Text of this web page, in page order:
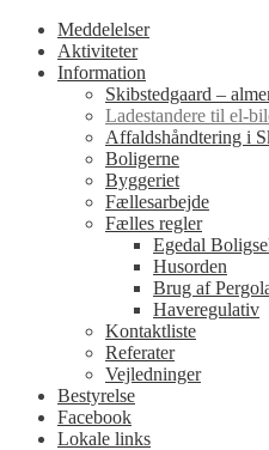
Meddelelser
Aktiviteter
Information
Skibstedgaard –
Ladestandere til el-
Affaldshåndtering i
Boligerne
Byggeriet
Fællesarbejde
Fælles regler
Egedal
Husorden
Brug af
Haveregulativ
Kontaktliste
Referater
Vejledninger
Bestyrelse
Facebook
Lokale links